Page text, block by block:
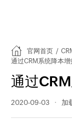
官网首页 /
通过CRM系统降本增
通过
2020-09-03